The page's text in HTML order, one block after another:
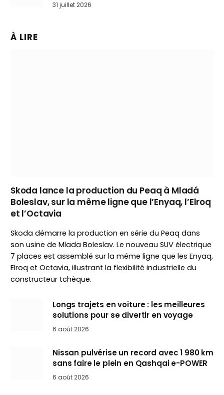
31 juillet 2026
À LIRE
Skoda lance la production du Peaq à Mladá
Boleslav, sur la même ligne que l’Enyaq, l’Elroq
et l’Octavia
Skoda démarre la production en série du Peaq dans
son usine de Mlada Boleslav. Le nouveau SUV électrique
7 places est assemblé sur la même ligne que les Enyaq,
Elroq et Octavia, illustrant la flexibilité industrielle du
constructeur tchèque.
Longs trajets en voiture : les meilleures
solutions pour se divertir en voyage
6 août 2026
Nissan pulvérise un record avec 1 980 km
sans faire le plein en Qashqai e-POWER
6 août 2026